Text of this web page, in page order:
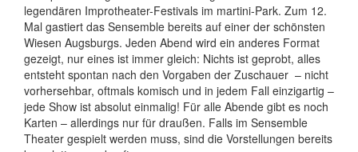
legendären Improtheater-Festivals im martini-Park. Zum 12.
Mal gastiert das Sensemble bereits auf einer der schönsten
Wiesen Augsburgs. Jeden Abend wird ein anderes Format
gezeigt, nur eines ist immer gleich: Nichts ist geprobt, alles
entsteht spontan nach den Vorgaben der Zuschauer – nicht
vorhersehbar, oftmals komisch und in jedem Fall einzigartig –
jede Show ist absolut einmalig! Für alle Abende gibt es noch
Karten – allerdings nur für draußen. Falls im Sensemble
Theater gespielt werden muss, sind die Vorstellungen bereits